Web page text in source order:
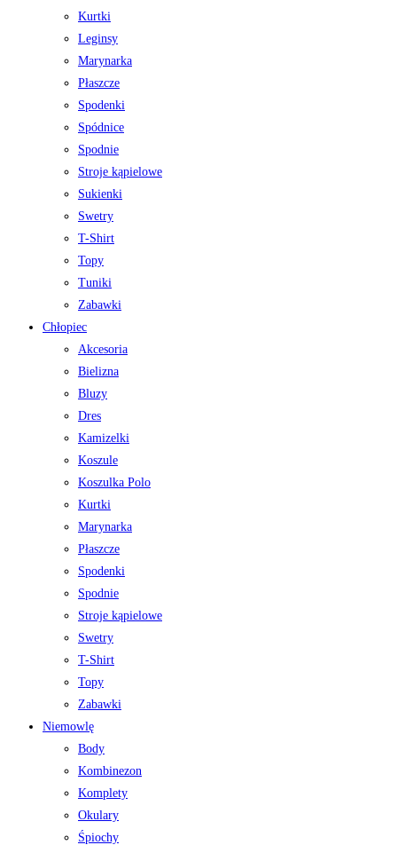
Kurtki
Leginsy
Marynarka
Płaszcze
Spodenki
Spódnice
Spodnie
Stroje kąpielowe
Sukienki
Swetry
T-Shirt
Topy
Tuniki
Zabawki
Chłopiec
Akcesoria
Bielizna
Bluzy
Dres
Kamizelki
Koszule
Koszulka Polo
Kurtki
Marynarka
Płaszcze
Spodenki
Spodnie
Stroje kąpielowe
Swetry
T-Shirt
Topy
Zabawki
Niemowlę
Body
Kombinezon
Komplety
Okulary
Śpiochy